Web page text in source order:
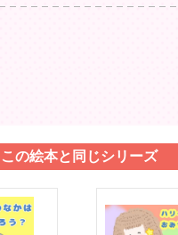
この絵本と同じシリーズ